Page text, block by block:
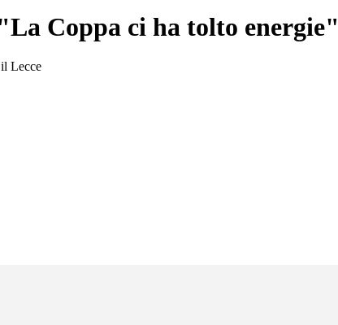
Coppa ci ha tolto energie"
Lecce